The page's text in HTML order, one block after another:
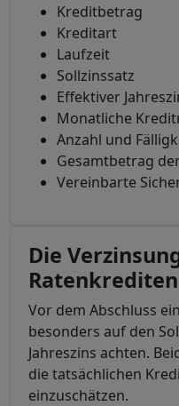
Kreditbetrag
Kreditart
Laufzeit
Sollzinssatz
Effektiver
Monatliche
Anzahl und
Gesamtbetrag
Vereinbarte
Die
Ratenkrediten
Vor dem Abschluss
besonders auf den
Jahreszins achten.
die tatsächlichen
einzuschätzen.